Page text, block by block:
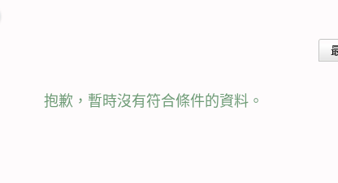
抱歉，暫時沒有符合條件的資料。